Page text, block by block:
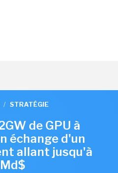
/ STRATÉGIE
de GPU à
échange d'un
allant jusqu'à